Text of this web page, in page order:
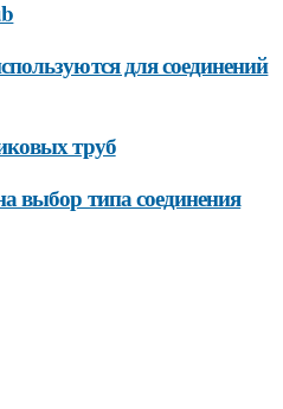
для соединений
труб
выбор типа соединения